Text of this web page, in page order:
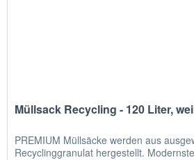
Müllsack Recycling - 120 Liter,
PREMIUM Müllsäcke werden aus
Recyclinggranulat hergestellt.